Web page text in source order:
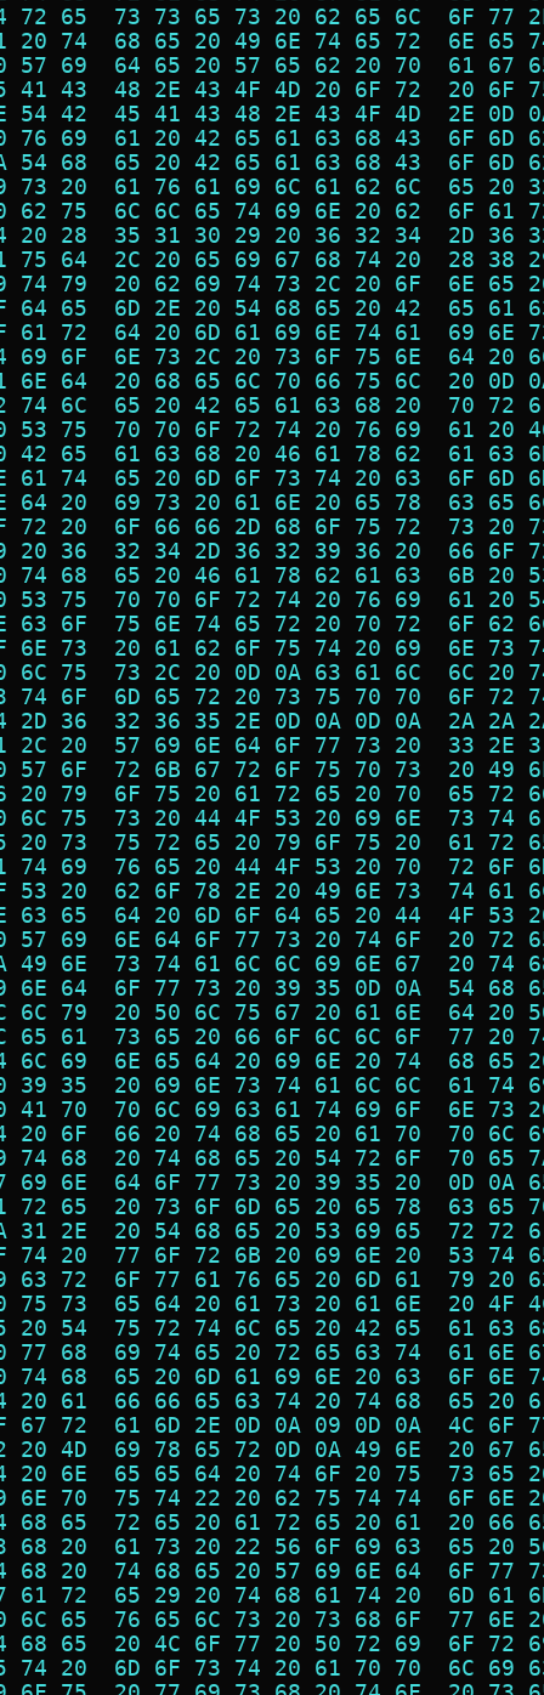
72 65  73 73 65 73 20 62 65 6C  6F
20 74  68 65 20 49 6E 74 65 72  6E
57 69  64 65 20 57 65 62 20 70  61
41 43  48 2E 43 4F 4D 20 6F 72  20
54 42  45 41 43 48 2E 43 4F 4D  2E
76 69  61 20 42 65 61 63 68 43  6F
54 68  65 20 42 65 61 63 68 43  6F
73 20  61 76 61 69 6C 61 62 6C  65
62 75  6C 6C 65 74 69 6E 20 62  6F
20 28  35 31 30 29 20 36 32 34  2D
75 64  2C 20 65 69 67 68 74 20  28
74 79  20 62 69 74 73 2C 20 6F  6E
64 65  6D 2E 20 54 68 65 20 42  65
61 72  64 20 6D 61 69 6E 74 61  69
69 6F  6E 73 2C 20 73 6F 75 6E  64
6E 64  20 68 65 6C 70 66 75 6C  20
74 6C  65 20 42 65 61 63 68 20  70
53 75  70 70 6F 72 74 20 76 69  61
42 65  61 63 68 20 46 61 78 62  61
61 74  65 20 6D 6F 73 74 20 63  6F
64 20  69 73 20 61 6E 20 65 78  63
72 20  6F 66 66 2D 68 6F 75 72  73
20 36  32 34 2D 36 32 39 36 20  66
74 68  65 20 46 61 78 62 61 63  6B
53 75  70 70 6F 72 74 20 76 69  61
63 6F  75 6E 74 65 72 20 70 72  6F
6E 73  20 61 62 6F 75 74 20 69  6E
6C 75  73 2C 20 0D 0A 63 61 6C  6C
74 6F  6D 65 72 20 73 75 70 70  6F
2D 36  32 36 35 2E 0D 0A 0D 0A  2A
2C 20  57 69 6E 64 6F 77 73 20  33
57 6F  72 6B 67 72 6F 75 70 73  20
20 79  6F 75 20 61 72 65 20 70  65
6C 75  73 20 44 4F 53 20 69 6E  73
20 73  75 72 65 20 79 6F 75 20  61
74 69  76 65 20 44 4F 53 20 70  72
53 20  62 6F 78 2E 20 49 6E 73  74
63 65  64 20 6D 6F 64 65 20 44  4F
57 69  6E 64 6F 77 73 20 74 6F  20
49 6E  73 74 61 6C 6C 69 6E 67  20
6E 64  6F 77 73 20 39 35 0D 0A  54
6C 79  20 50 6C 75 67 20 61 6E  64
65 61  73 65 20 66 6F 6C 6C 6F  77
6C 69  6E 65 64 20 69 6E 20 74  68
39 35  20 69 6E 73 74 61 6C 6C  61
41 70  70 6C 69 63 61 74 69 6F  6E
20 6F  66 20 74 68 65 20 61 70  70
74 68  20 74 68 65 20 54 72 6F  70
69 6E  64 6F 77 73 20 39 35 20  0D
72 65  20 73 6F 6D 65 20 65 78  63
31 2E  20 54 68 65 20 53 69 65  72
74 20  77 6F 72 6B 20 69 6E 20  53
63 72  6F 77 61 76 65 20 6D 61  79
75 73  65 64 20 61 73 20 61 6E  20
20 54  75 72 74 6C 65 20 42 65  61
77 68  69 74 65 20 72 65 63 74  61
74 68  65 20 6D 61 69 6E 20 63  6F
20 61  66 66 65 63 74 20 74 68  65
67 72  61 6D 2E 0D 0A 09 0D 0A  4C
20 4D  69 78 65 72 0D 0A 49 6E  20
20 6E  65 65 64 20 74 6F 20 75  73
6E 70  75 74 22 20 62 75 74 74  6F
68 65  72 65 20 61 72 65 20 61  20
68 20  61 73 20 22 56 6F 69 63  65
68 20  74 68 65 20 57 69 6E 64  6F
61 72  65 29 20 74 68 61 74 20  6D
6C 65  76 65 6C 73 20 73 68 6F  77
68 65  20 4C 6F 77 20 50 72 69  6F
74 20  6D 6F 73 74 20 61 70 70  6C